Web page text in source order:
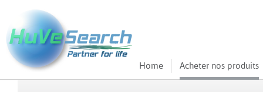
Home Acheter nos produits